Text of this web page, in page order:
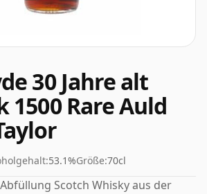
30 Jahre alt
1500 Rare Auld
53.1%Größe:70cl
Scotch Whisky aus der